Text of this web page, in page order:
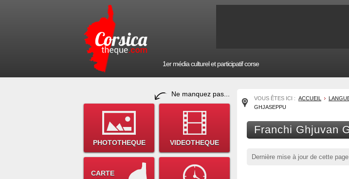
1er média culturel et participatif corse
Ne manquez pas...
PHOTOTHEQUE VIDEOTHEQUE
CARTE
VOUS ÊTES ICI : ACCUEIL
GHJASEPPU
Franchi Ghjuvan
Dernière mise à jour de cette